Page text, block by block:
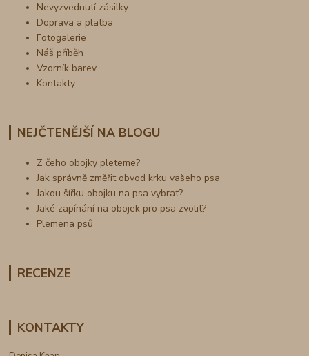
Nevyzvednutí zásilky
Doprava a platba
Fotogalerie
Náš příběh
Vzorník barev
Kontakty
NEJČTENĚJŠÍ NA BLOGU
Z čeho obojky pleteme?
Jak správně změřit obvod krku vašeho psa
Jakou šířku obojku na psa vybrat?
Jaké zapínání na obojek pro psa zvolit?
Plemena psů
RECENZE
KONTAKTY